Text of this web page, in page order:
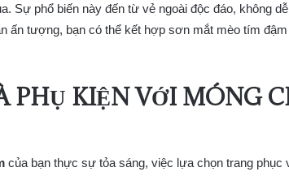
Sự phổ biến này đến từ vẻ ngoài độc đáo, không
ấn tượng, bạn có thể kết hợp sơn mắt mèo tím
PHỤ KIỆN VỚI MÓNG
của bạn thực sự tỏa sáng, việc lựa chọn trang phục